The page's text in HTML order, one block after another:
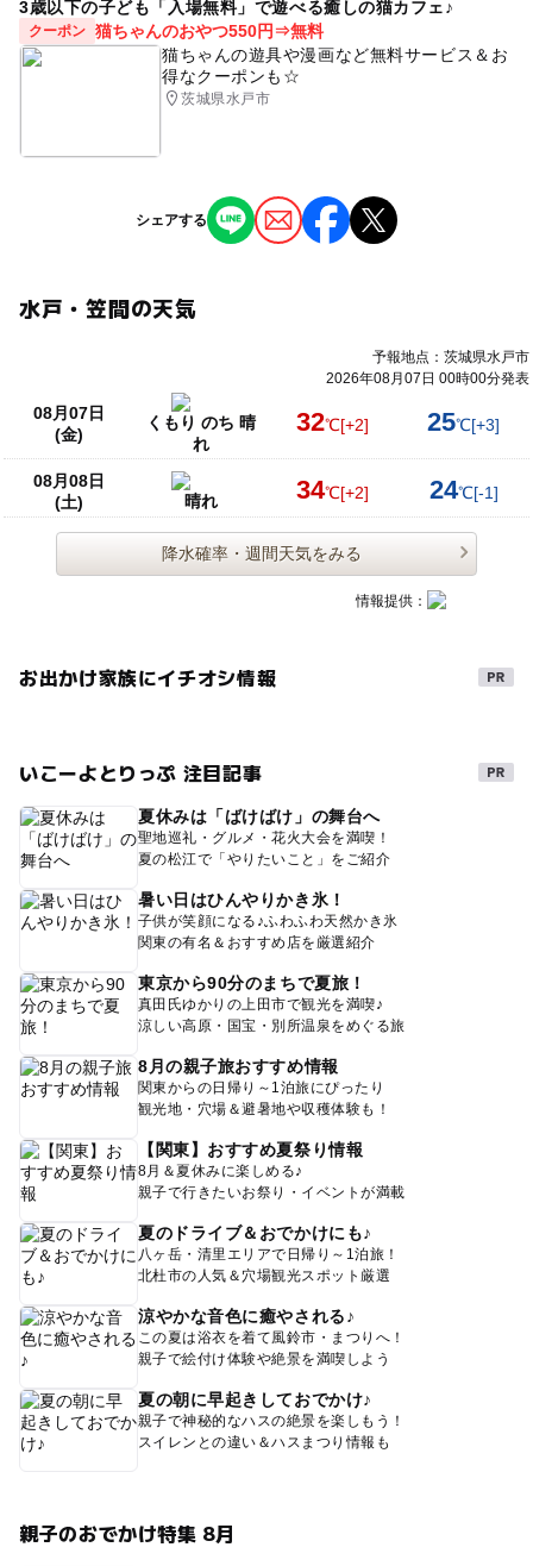
3歳以下の子ども「入場無料」で遊べる癒しの猫カフェ♪
クーポン 猫ちゃんのおやつ550円⇒無料
猫ちゃんの遊具や漫画など無料サービス＆お
得なクーポンも☆
茨城県水戸市
シェアする
水戸・笠間の天気
予報地点：茨城県水戸市
2026年08月07日 00時00分発表
08月07日
(金)
くもり のち 晴
れ
32℃[+2] 25℃[+3]
08月08日
(土)
晴れ 34℃[+2] 24℃[-1]
降水確率・週間天気をみる
情報提供：
お出かけ家族にイチオシ情報
いこーよとりっぷ 注目記事
夏休みは「ばけばけ」の舞台へ
聖地巡礼・グルメ・花火大会を満喫！
夏の松江で「やりたいこと」をご紹介
暑い日はひんやりかき氷！
子供が笑顔になる♪ふわふわ天然かき氷
関東の有名＆おすすめ店を厳選紹介
東京から90分のまちで夏旅！
真田氏ゆかりの上田市で観光を満喫♪
涼しい高原・国宝・別所温泉をめぐる旅
8月の親子旅おすすめ情報
関東からの日帰り～1泊旅にぴったり
観光地・穴場＆避暑地や収穫体験も！
【関東】おすすめ夏祭り情報
8月＆夏休みに楽しめる♪
親子で行きたいお祭り・イベントが満載
夏のドライブ＆おでかけにも♪
八ヶ岳・清里エリアで日帰り～1泊旅！
北杜市の人気＆穴場観光スポット厳選
涼やかな音色に癒やされる♪
この夏は浴衣を着て風鈴市・まつりへ！
親子で絵付け体験や絶景を満喫しよう
夏の朝に早起きしておでかけ♪
親子で神秘的なハスの絶景を楽しもう！
スイレンとの違い＆ハスまつり情報も
親子のおでかけ特集 8月